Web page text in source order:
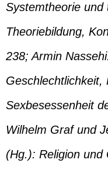
Systemtheorie und
Theoriebildung,
238; Armin
Geschlechtlichkeit,
Sexbesessenheit
Wilhelm Graf und
(Hg.): Religion und